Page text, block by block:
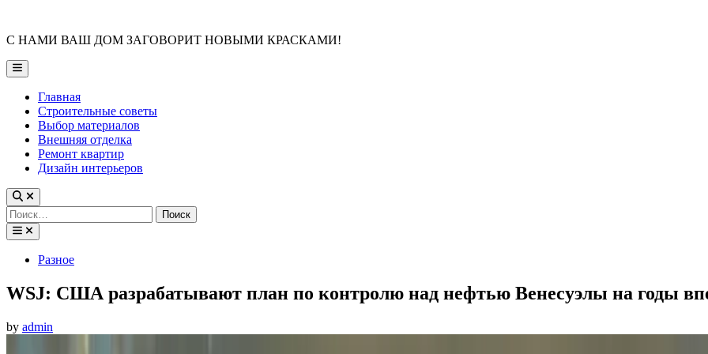
content
С НАМИ ВАШ ДОМ ЗАГОВОРИТ НОВЫМИ КРАСКАМИ!
Main
Menu
Главная
Строительные советы
Выбор материалов
Внешняя отделка
Ремонт квартир
Дизайн интерьеров
Найти:
PostedРазное
WSJ: США разрабатывают план по контролю над нефтью Венесуэлы на годы
by admin